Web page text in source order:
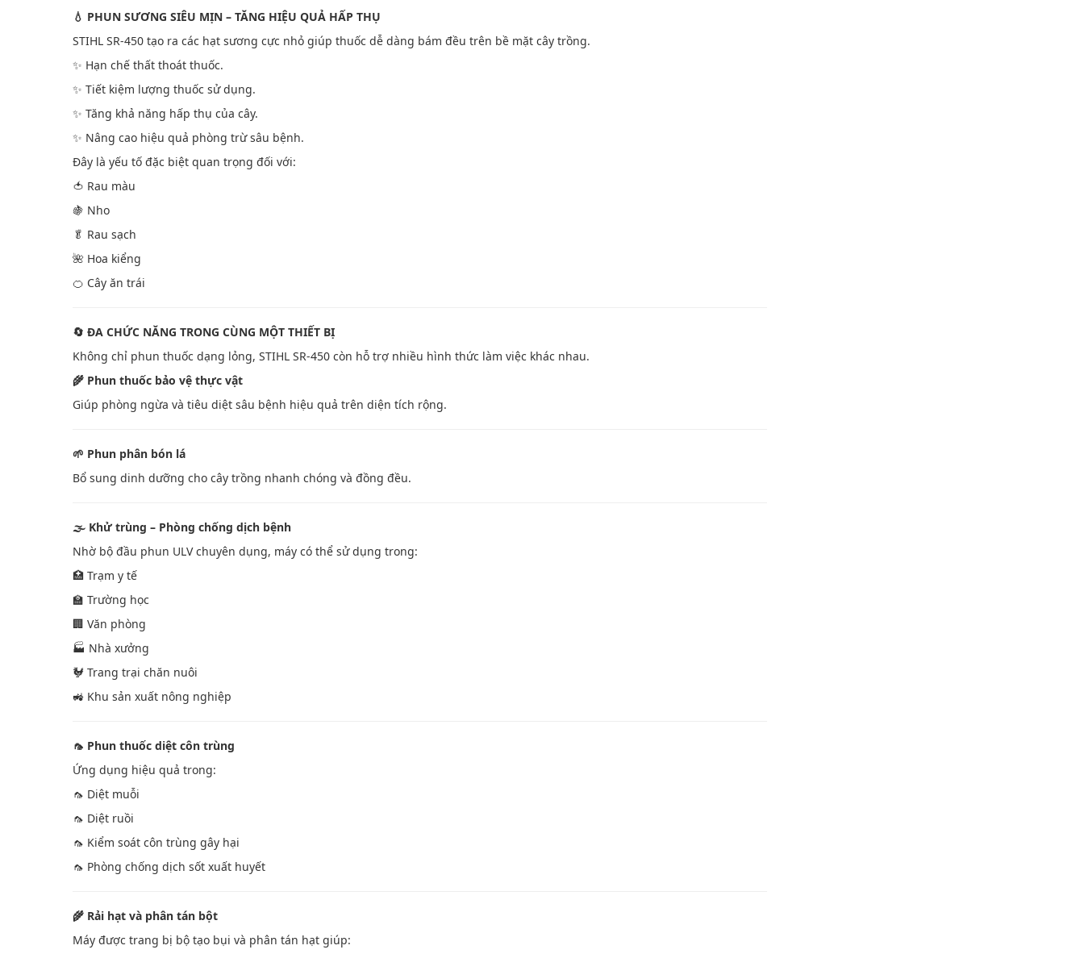
💧 PHUN SƯƠNG SIÊU MỊN – TĂNG HIỆU QUẢ HẤP THỤ
STIHL SR-450 tạo ra các hạt sương cực nhỏ giúp thuốc dễ dàng bám đều trên bề mặt cây trồng.
✨ Hạn chế thất thoát thuốc.
✨ Tiết kiệm lượng thuốc sử dụng.
✨ Tăng khả năng hấp thụ của cây.
✨ Nâng cao hiệu quả phòng trừ sâu bệnh.
Đây là yếu tố đặc biệt quan trọng đối với:
🍅 Rau màu
🍇 Nho
🥬 Rau sạch
🌺 Hoa kiểng
🍊 Cây ăn trái
🔄 ĐA CHỨC NĂNG TRONG CÙNG MỘT THIẾT BỊ
Không chỉ phun thuốc dạng lỏng, STIHL SR-450 còn hỗ trợ nhiều hình thức làm việc khác nhau.
🌾 Phun thuốc bảo vệ thực vật
Giúp phòng ngừa và tiêu diệt sâu bệnh hiệu quả trên diện tích rộng.
🌱 Phun phân bón lá
Bổ sung dinh dưỡng cho cây trồng nhanh chóng và đồng đều.
🌫️ Khử trùng – Phòng chống dịch bệnh
Nhờ bộ đầu phun ULV chuyên dụng, máy có thể sử dụng trong:
🏥 Trạm y tế
🏫 Trường học
🏢 Văn phòng
🏭 Nhà xưởng
🐓 Trang trại chăn nuôi
🚜 Khu sản xuất nông nghiệp
🦟 Phun thuốc diệt côn trùng
Ứng dụng hiệu quả trong:
🦟 Diệt muỗi
🦟 Diệt ruồi
🦟 Kiểm soát côn trùng gây hại
🦟 Phòng chống dịch sốt xuất huyết
🌾 Rải hạt và phân tán bột
Máy được trang bị bộ tạo bụi và phân tán hạt giúp: